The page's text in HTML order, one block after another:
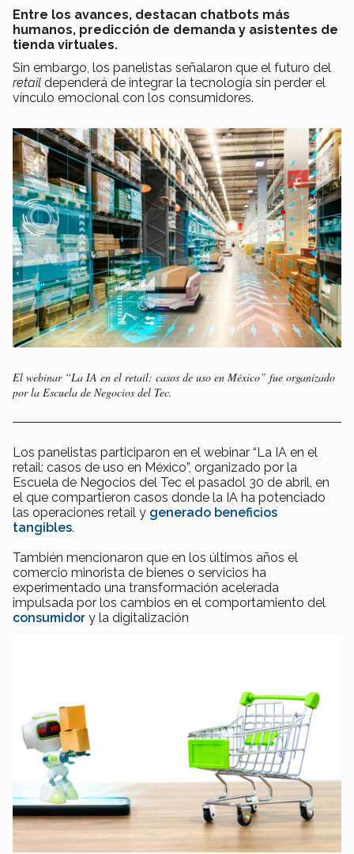
Entre los avances, destacan chatbots más
humanos, predicción de demanda y asistentes de
tienda virtuales.
Sin embargo, los panelistas señalaron que el futuro del
retail dependerá de integrar la tecnología sin perder el
vínculo emocional con los consumidores.
El webinar “La IA en el retail: casos de uso en México” fue organizado
por la Escuela de Negocios del Tec.
Los panelistas participaron en el webinar “La IA en el
retail: casos de uso en México”, organizado por la
Escuela de Negocios del Tec el pasadol 30 de abril, en
el que compartieron casos donde la IA ha potenciado
las operaciones retail y generado beneficios
tangibles.
También mencionaron que en los últimos años el
comercio minorista de bienes o servicios ha
experimentado una transformación acelerada
impulsada por los cambios en el comportamiento del
consumidor y la digitalización